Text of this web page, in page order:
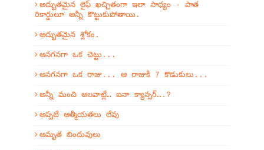
అద్భుతమైన లైఫ్ ఖచ్చితంగా ఇలా సాధ్యం - పాత
రికార్డులూ అన్నీ కొట్టుకుపోతాయి.
అద్భుతమైన శ్లోకం.
అనగనగా ఒక చెట్టు...
అనగనగా ఒక రాజు... ఆ రాజుకి 7 కొడుకులు...
అన్నీ మంచి అలవాట్లే… ఐనా క్యాన్సర్….?
అప్పటి ఆత్మీయతలు లేవు
అమృత బిందువులు